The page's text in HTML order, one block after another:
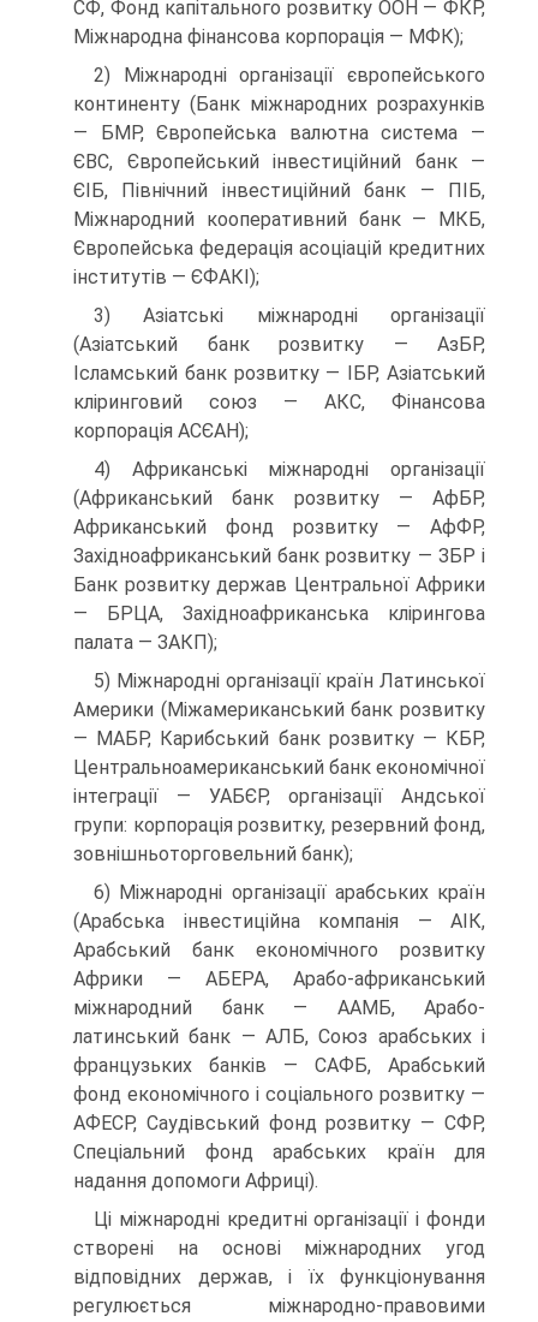
СФ, Фонд капітального розвитку ООН — ФКР,
Міжнародна фінансова корпорація — МФК);
2) Міжнародні організації європейського
континенту (Банк міжнародних розрахунків
— БМР, Європейська валютна система —
ЄВС, Європейський інвестиційний банк —
ЄІБ, Північний інвестиційний банк — ПІБ,
Міжнародний кооперативний банк — МКБ,
Європейська федерація асоціацій кредитних
інститутів — ЄФАКІ);
3) Азіатські міжнародні організації
(Азіатський банк розвитку — АзБР,
Ісламський банк розвитку — ІБР, Азіатський
кліринговий союз — АКС, Фінансова
корпорація АСЄАН);
4) Африканські міжнародні організації
(Африканський банк розвитку — АфБР,
Африканський фонд розвитку — АфФР,
Західноафриканський банк розвитку — ЗБР і
Банк розвитку держав Центральної Африки
— БРЦА, Західноафриканська клірингова
палата — ЗАКП);
5) Міжнародні організації країн Латинської
Америки (Міжамериканський банк розвитку
— МАБР, Карибський банк розвитку — КБР,
Центральноамериканський банк економічної
інтеграції — УАБЄР, організації Андської
групи: корпорація розвитку, резервний фонд,
зовнішньоторговельний банк);
6) Міжнародні організації арабських країн
(Арабська інвестиційна компанія — АІК,
Арабський банк економічного розвитку
Африки — АБЕРА, Арабо-африканський
міжнародний банк — ААМБ, Арабо-
латинський банк — АЛБ, Союз арабських і
французьких банків — САФБ, Арабський
фонд економічного і соціального розвитку —
АФЕСР, Саудівський фонд розвитку — СФР,
Спеціальний фонд арабських країн для
надання допомоги Африці).
Ці міжнародні кредитні організації і фонди
створені на основі міжнародних угод
відповідних держав, і їх функціонування
регулюється міжнародно-правовими